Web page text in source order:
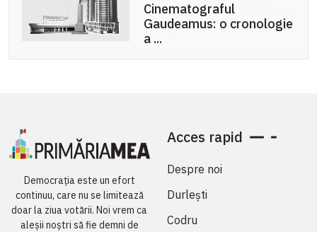
Cinematograful
Gaudeamus: o cronologie
a ...
Democrația este un efort
continuu, care nu se limitează
doar la ziua votării. Noi vrem ca
aleșii noștri să fie demni de
Acces rapid
Despre noi
Durlești
Codru